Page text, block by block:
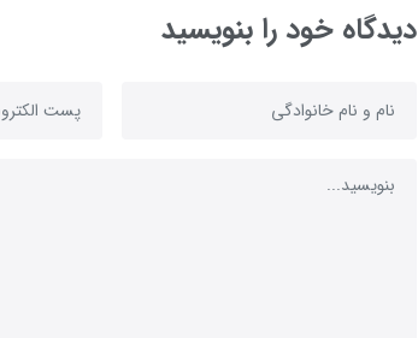
دیدگاه خود را بنویسید